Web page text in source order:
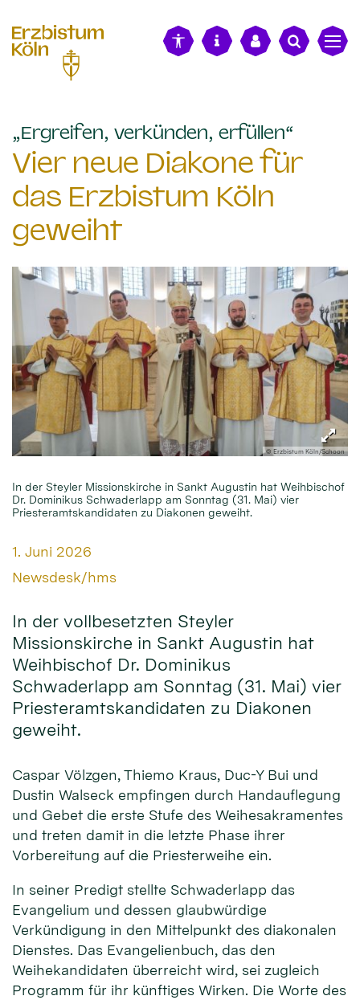
„Ergreifen, verkünden, erfüllen“
Vier neue Diakone für
das Erzbistum Köln
geweiht
© Erzbistum Köln/Schoon
In der Steyler Missionskirche in Sankt Augustin hat Weihbischof
Dr. Dominikus Schwaderlapp am Sonntag (31. Mai) vier
Priesteramtskandidaten zu Diakonen geweiht.
Datum:
1. Juni 2026
Von:
Newsdesk/hms
In der vollbesetzten Steyler
Missionskirche in Sankt Augustin hat
Weihbischof Dr. Dominikus
Schwaderlapp am Sonntag (31. Mai) vier
Priesteramtskandidaten zu Diakonen
geweiht.
Caspar Völzgen, Thiemo Kraus, Duc-Y Bui und
Dustin Walseck empfingen durch Handauflegung
und Gebet die erste Stufe des Weihesakramentes
und treten damit in die letzte Phase ihrer
Vorbereitung auf die Priesterweihe ein.
In seiner Predigt stellte Schwaderlapp das
Evangelium und dessen glaubwürdige
Verkündigung in den Mittelpunkt des diakonalen
Dienstes. Das Evangelienbuch, das den
Weihekandidaten überreicht wird, sei zugleich
Programm für ihr künftiges Wirken. Die Worte des